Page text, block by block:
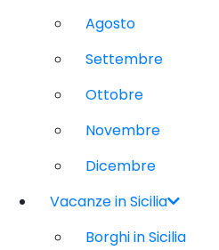
Agosto
Settembre
Ottobre
Novembre
Dicembre
Vacanze in Sicilia
Borghi in Sicilia